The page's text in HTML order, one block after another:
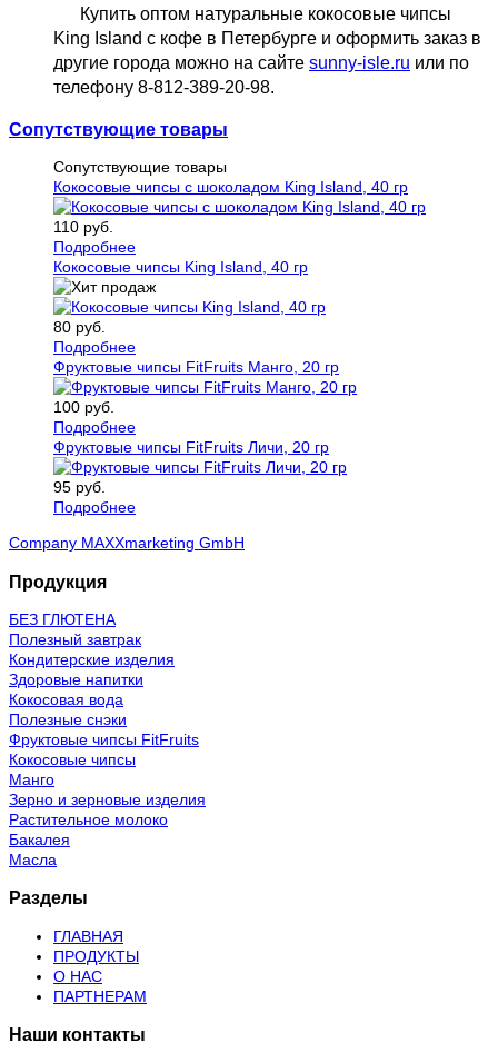
Купить оптом натуральные кокосовые чипсы
King Island с кофе в Петербурге и оформить заказ в
другие города можно на сайте sunny-isle.ru или по
телефону 8-812-389-20-98.
Сопутствующие товары
Сопутствующие товары
Кокосовые чипсы с шоколадом King Island, 40 гр
110 руб.
Подробнее
Кокосовые чипсы King Island, 40 гр
80 руб.
Подробнее
Фруктовые чипсы FitFruits Манго, 20 гр
100 руб.
Подробнее
Фруктовые чипсы FitFruits Личи, 20 гр
95 руб.
Подробнее
Company MAXXmarketing GmbH
Продукция
БЕЗ ГЛЮТЕНА
Полезный завтрак
Кондитерские изделия
Здоровые напитки
Кокосовая вода
Полезные снэки
Фруктовые чипсы FitFruits
Кокосовые чипсы
Манго
Зерно и зерновые изделия
Растительное молоко
Бакалея
Масла
Разделы
ГЛАВНАЯ
ПРОДУКТЫ
О НАС
ПАРТНЕРАМ
Наши контакты